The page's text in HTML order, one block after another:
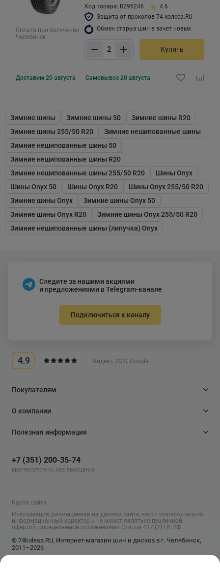
Оплата при получении
Челябинск
Код товара: R295246
4.6
Защита от проколов 74 колеса.RU
Обмен старых шин в зачет новых
Купить
Доставим 20 августа Самовывоз 20 августа
Зимние шины Зимние шины 50
Зимние шины R20
Зимние шины 255/50 R20
Зимние нешипованные шины
Зимние нешипованные шины 50
Зимние нешипованные шины R20
Зимние нешипованные шины 255/50 R20
Шины Onyx
Шины Onyx 50
Шины Onyx R20
Шины Onyx 255/50 R20
Зимние шины Onyx
Зимние шины Onyx 50
Зимние шины Onyx R20
Зимние шины Onyx 255/50 R20
Зимние нешипованные шины (липучка) Onyx
Следите за нашими акциями
и предложениями в Telegram-канале
Подключиться к каналу
4.9 Яндекс, 2GIS, Google
Покупателям
О компании
Полезная информация
+7 (351) 200-35-74
круглосуточно, без выходных
Карта сайта
Информация, размещенная на данном сайте, носит исключительно
информационный характер и не может являться публичной
офертой, определяемой положениями Статьи 437 (2) ГК РФ.
© 74kolesa.RU, Интернет-магазин шин и дисков в г. Челябинск,
2011–2026